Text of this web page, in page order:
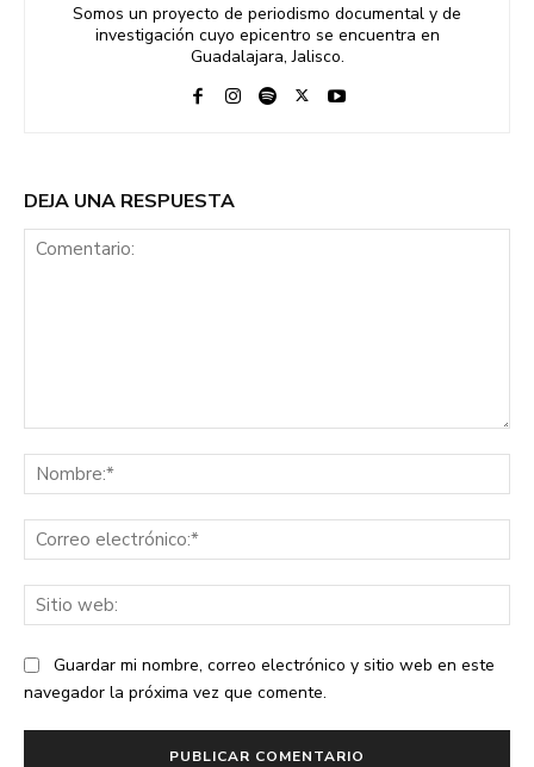
Somos un proyecto de periodismo documental y de
investigación cuyo epicentro se encuentra en
Guadalajara, Jalisco.
DEJA UNA RESPUESTA
Guardar mi nombre, correo electrónico y sitio web en este
navegador la próxima vez que comente.